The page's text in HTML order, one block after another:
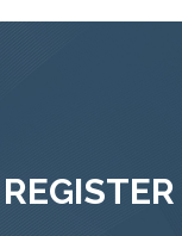
REGISTER